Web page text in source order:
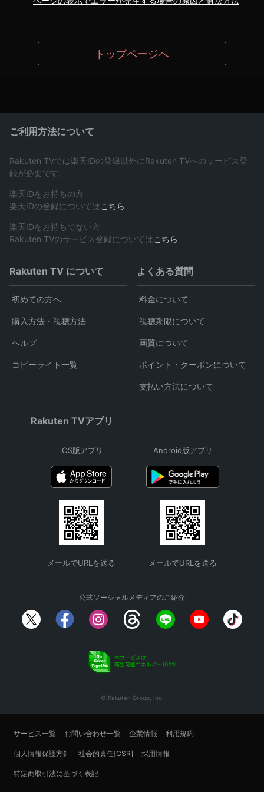
トップページへ
ご利用方法について
Rakuten TVでは楽天IDの登録以外にRakuten TVへのサービス登
録が必要です。
楽天IDをお持ちの方
楽天IDの登録については こちら
楽天IDをお持ちでない方
Rakuten TVのサービス登録については こちら
Rakuten TV について
初めての方へ
購入方法・視聴方法
ヘルプ
コピーライト一覧
よくある質問
料金について
視聴期限について
画質について
ポイント・クーポンについて
支払い方法について
Rakuten TVアプリ
iOS版アプリ
メールでURLを送る
Android版アプリ
メールでURLを送る
公式ソーシャルメディアのご紹介
© Rakuten Group, Inc.
サービス一覧 お問い合わせ一覧 企業情報 利用規約
個人情報保護方針 社会的責任[CSR] 採用情報
特定商取引法に基づく表記